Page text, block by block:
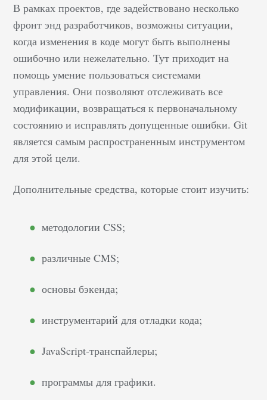
веб-ресурсе. Любая
сетевая платформа
создается для решения
различных бизнес-
задач. Она играет роль
увеличивать прибыль
или минимизировать
издержки. Чтобы
его необходимо не
покажется полезной
поисковым роботам, то
проблем не будет.
В рамках проектов, где задействовано несколько
фронт энд разработчиков, возможны ситуации,
когда изменения в коде могут быть выполнены
ошибочно или нежелательно. Тут приходит на
помощь умение пользоваться системами
управления. Они позволяют отслеживать все
модификации, возвращаться к первоначальному
состоянию и исправлять допущенные ошибки. Git
является самым распространенным инструментом
для этой цели.
Дополнительные средства, которые стоит изучить:
методологии CSS;
различные CMS;
основы бэкенда;
инструментарий для отладки кода;
JavaScript-транспайлеры;
программы для графики.